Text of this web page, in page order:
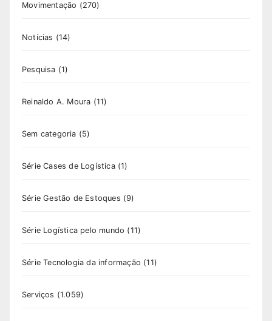
Movimentação (270)
Notícias (14)
Pesquisa (1)
Reinaldo A. Moura (11)
Sem categoria (5)
Série Cases de Logística(1)
Série Gestão de Estoques (9)
Série Logística pelo mundo (11)
Série Tecnologia da informação (11)
Serviços (1.059)